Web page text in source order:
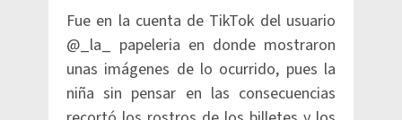
Fue en la cuenta de TikTok del usuario
@_la_ papeleria en donde mostraron
unas imágenes de lo ocurrido, pues la
niña sin pensar en las consecuencias